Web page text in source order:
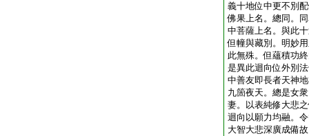
義十地位中更不別
佛果上名。總同。
中菩薩上名。與此
但幢與藏別。明妙
此無殊。但蘊積功
是異此迴向位外別
中善友即長者天神
九箇夜天。總是女
妻。以表純修大悲
迴向以願力均融。
大智大悲深廣成備